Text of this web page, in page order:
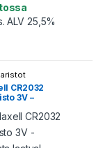
ALV 25,5%
CR2032
3V –
laatua!